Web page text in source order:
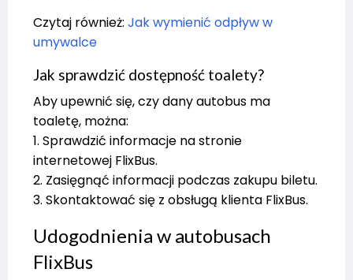
Czytaj również: Jak wymienić odpływ w
umywalce
Jak sprawdzić dostępność toalety?
Aby upewnić się, czy dany autobus ma
toaletę, można:
1. Sprawdzić informacje na stronie
internetowej FlixBus.
2. Zasięgnąć informacji podczas zakupu biletu.
3. Skontaktować się z obsługą klienta FlixBus.
Udogodnienia w autobusach
FlixBus